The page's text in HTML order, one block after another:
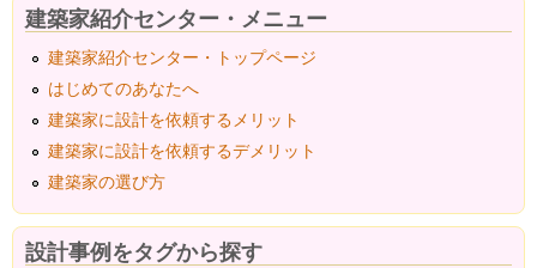
建築家紹介センター・メニュー
建築家紹介センター・トップページ
はじめてのあなたへ
建築家に設計を依頼するメリット
建築家に設計を依頼するデメリット
建築家の選び方
設計事例をタグから探す